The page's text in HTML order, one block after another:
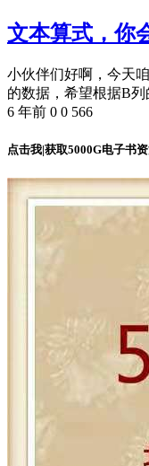
文本算式，你
小伙伴们好啊，今天
的数据，希望根据B列
6 年前 0 0 566
点击我|获取5000G电子书